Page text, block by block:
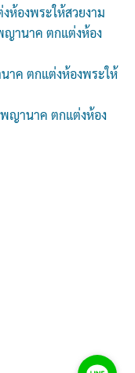
ห้องพระให้สวยงาม
ญานาค ตกแต่งห้อง
าค ตกแต่งห้องพระให้
ญานาค ตกแต่งห้อง